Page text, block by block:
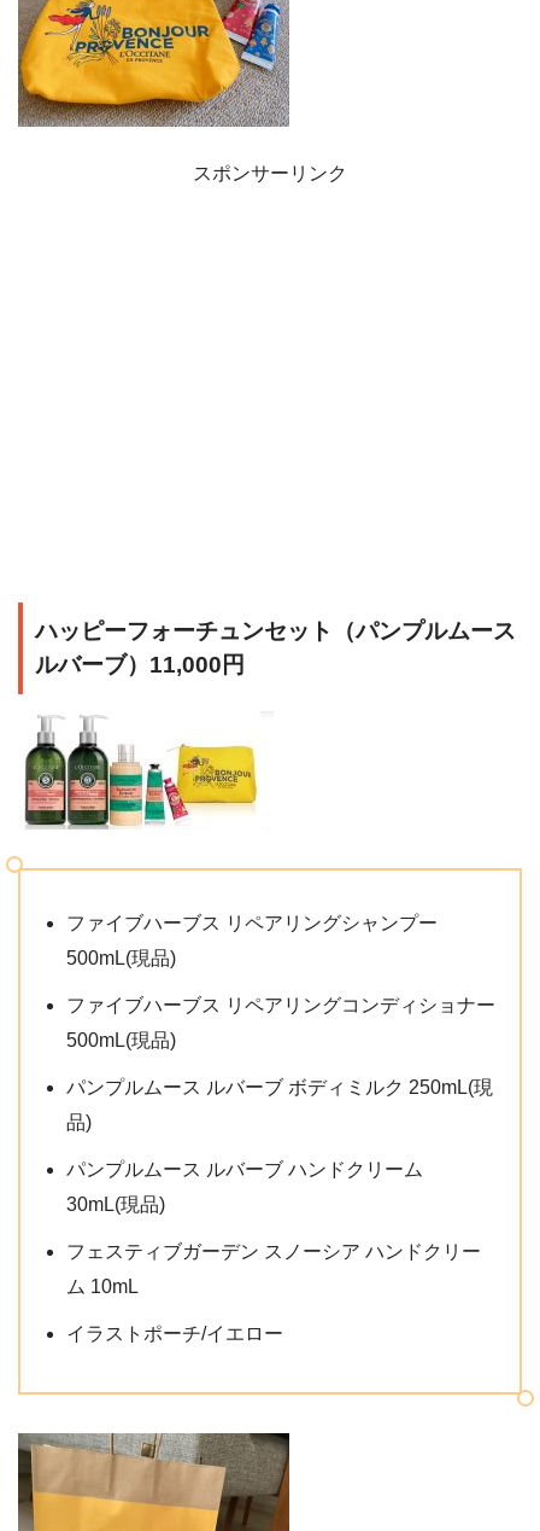
スポンサーリンク
ハッピーフォーチュンセット（パンプルムース
ルバーブ）11,000円
ファイブハーブス リペアリングシャンプー
500mL(現品)
ファイブハーブス リペアリングコンディショナー
500mL(現品)
パンプルムース ルバーブ ボディミルク 250mL(現
品)
パンプルムース ルバーブ ハンドクリーム
30mL(現品)
フェスティブガーデン スノーシア ハンドクリー
ム 10mL
イラストポーチ/イエロー